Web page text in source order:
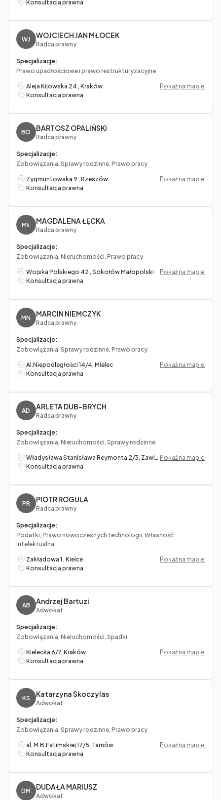
Konsultacja prawna
WJ WOJCIECH JAN MŁOCEK
Radca prawny
Specjalizacje:
Prawo upadłościowe i prawo restrukturyzacyjne
Aleja Kijowska 24 , Kraków
Pokaż na mapie
Konsultacja prawna
BO BARTOSZ OPALIŃSKI
Radca prawny
Specjalizacje:
Zobowiązania, Sprawy rodzinne, Prawo pracy
Zygmuntowska 9 , Rzeszów
Pokaż na mapie
Konsultacja prawna
MŁ MAGDALENA ŁĘCKA
Radca prawny
Specjalizacje:
Zobowiązania, Nieruchomości, Prawo pracy
Wojska Polskiego 42 , Sokołów Małopolski
Pokaż na mapie
Konsultacja prawna
MN MARCIN NIEMCZYK
Radca prawny
Specjalizacje:
Zobowiązania, Sprawy rodzinne, Prawo pracy
Al.Niepodległości 14/4, Mielec
Pokaż na mapie
Konsultacja prawna
AD ARLETA DUB-BRYCH
Radca prawny
Specjalizacje:
Zobowiązania, Nieruchomości, Sprawy rodzinne
Władysława Stanisława Reymonta 2/3, Zawiercie Pokaż na mapie
Konsultacja prawna
PR PIOTR ROGULA
Radca prawny
Specjalizacje:
Podatki, Prawo nowoczesnych technologii, Własność
intelektualna
Zakładowa 1 , Kielce
Pokaż na mapie
Konsultacja prawna
AB Andrzej Bartuzi
Adwokat
Specjalizacje:
Zobowiązania, Nieruchomości, Spadki
Kielecka 6/7, Kraków
Pokaż na mapie
Konsultacja prawna
KS Katarzyna Skoczylas
Adwokat
Specjalizacje:
Zobowiązania, Sprawy rodzinne, Prawo pracy
al. M.B.Fatimskiej 17/5, Tarnów
Pokaż na mapie
Konsultacja prawna
DM DUDAŁA MARIUSZ
Adwokat